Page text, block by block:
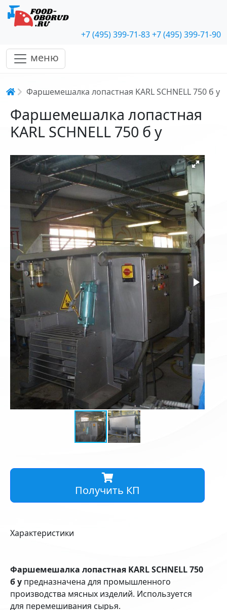
+7 (495) 399-71-83+7 (495) 399-71-90
меню
Строка навигации
Фаршемешалка лопастная KARL SCHNELL 750 б у
Фаршемешалка лопастная
KARL SCHNELL 750 б у
Получить КП
Характеристики
Фаршемешалка лопастная KARL SCHNELL 750
б у предназначена для промышленного
производства мясных изделий. Используется
для перемешивания сырья.